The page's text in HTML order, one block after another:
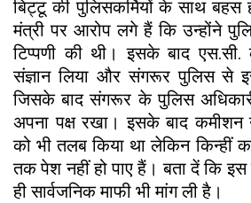
बिट्टू की पुलिसकर्मियों के साथ बहस
मंत्री पर आरोप लगे हैं कि उन्होंने
टिप्पणी की थी। इसके बाद
संज्ञान लिया और संगरूर पुलिस से
जिसके बाद संगरूर के पुलिस
अपना पक्ष रखा। इसके बाद कमीशन
को भी तलब किया था लेकिन किन्हीं
तक पेश नहीं हो पाए हैं। बता दें कि
ही सार्वजनिक माफी भी मांग ली है।